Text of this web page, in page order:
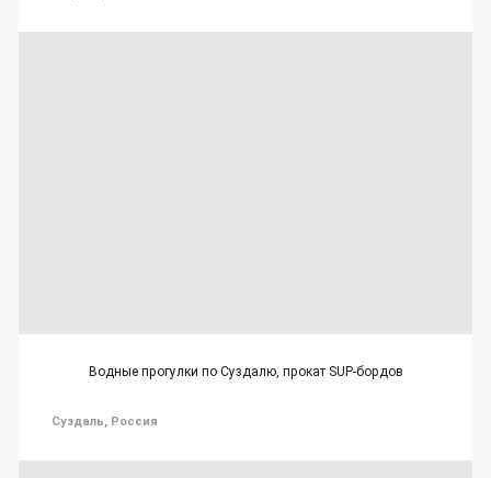
Водные прогулки по Суздалю, прокат SUP-бордов
Суздаль, Россия